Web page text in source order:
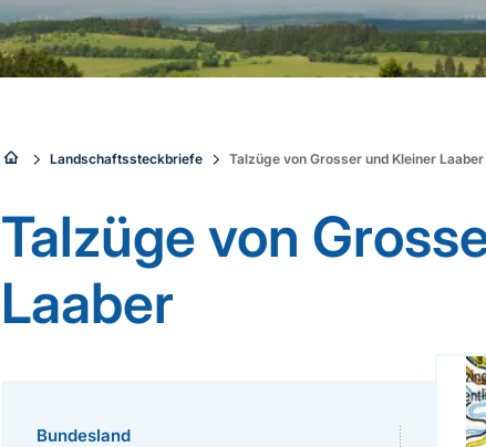
Sie
sind
hier:
Landschaftssteckbriefe Talzüge von Grosser und Kleiner Laaber
Talzüge von
Laaber
Bundesland